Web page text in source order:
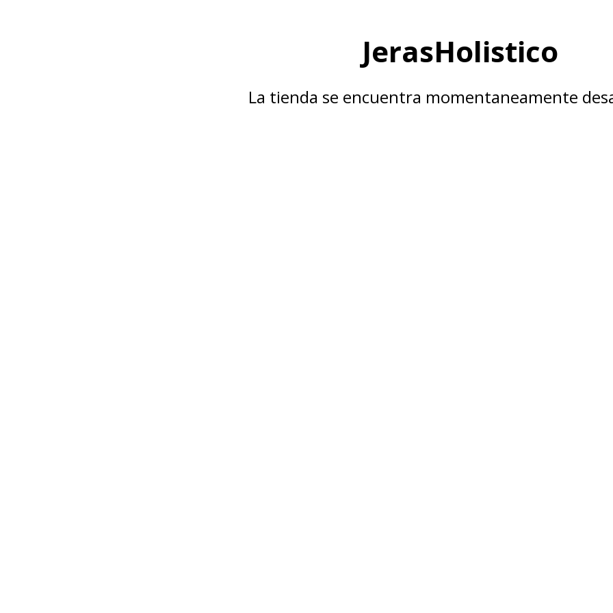
JerasHolistico
La tienda se encuentra momentaneamente